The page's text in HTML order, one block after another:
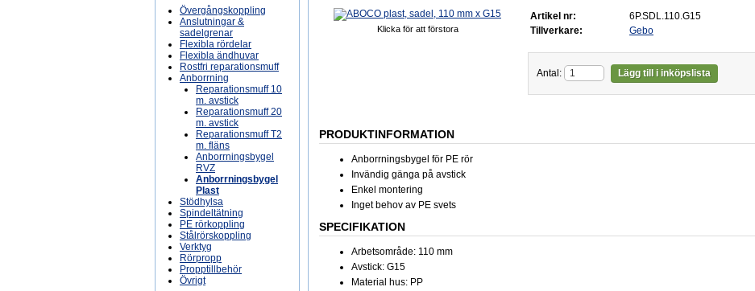
Övergångskoppling
Anslutningar &
sadelgrenar
Flexibla rördelar
Flexibla ändhuvar
Rostfri reparationsmuff
Anborrning
Reparationsmuff 10
m. avstick
Reparationsmuff 20
m. avstick
Reparationsmuff T2
m. fläns
Anborrningsbygel
RVZ
Anborrningsbygel
Plast
Stödhylsa
Spindeltätning
PE rörkoppling
Stålrörskoppling
Verktyg
Rörpropp
Propptillbehör
Övrigt
Klicka för att förstora
Artikel nr:
6P.SDL.110.G15
Tillverkare:
Gebo
Antal: Lägg till i inköpslista
PRODUKTINFORMATION
Anborrningsbygel för PE rör
Invändig gänga på avstick
Enkel montering
Inget behov av PE svets
SPECIFIKATION
Arbetsområde: 110 mm
Avstick: G15
Material hus: PP